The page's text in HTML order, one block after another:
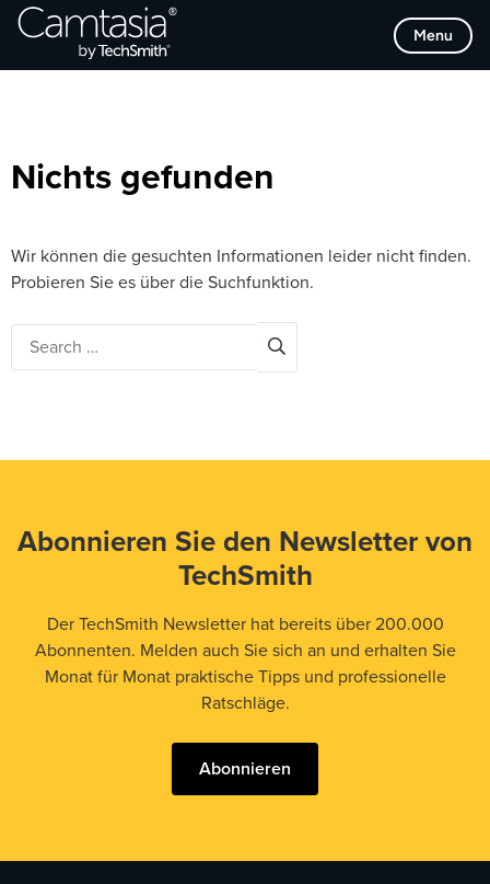
Direkt
zum
Menu
Browse Categories
Nichts gefunden
Wir können die gesuchten Informationen leider nicht finden.
Probieren Sie es über die Suchfunktion.
Abonnieren Sie den Newsletter von
TechSmith
Der TechSmith Newsletter hat bereits über 200.000
Abonnenten. Melden auch Sie sich an und erhalten Sie
Monat für Monat praktische Tipps und professionelle
Ratschläge.
Abonnieren